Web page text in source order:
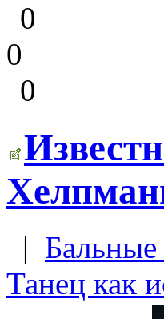
0
0
0
|
Танец как